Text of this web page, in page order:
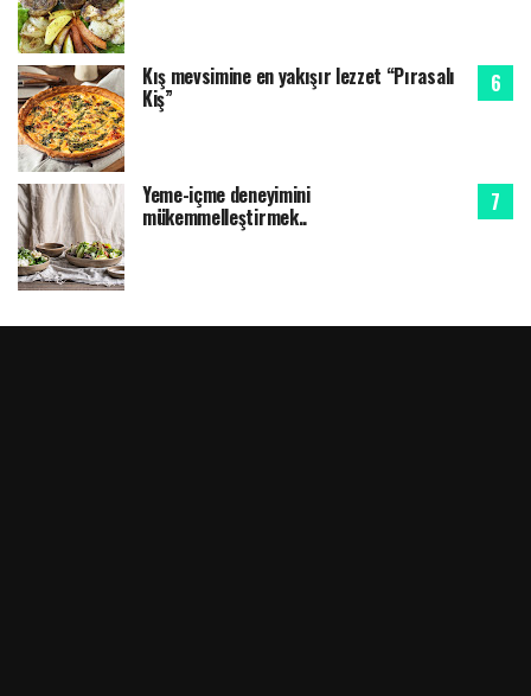
Kış mevsimine en yakışır lezzet “Pırasalı
Kiş”
Yeme-içme deneyimini
mükemmelleştirmek..